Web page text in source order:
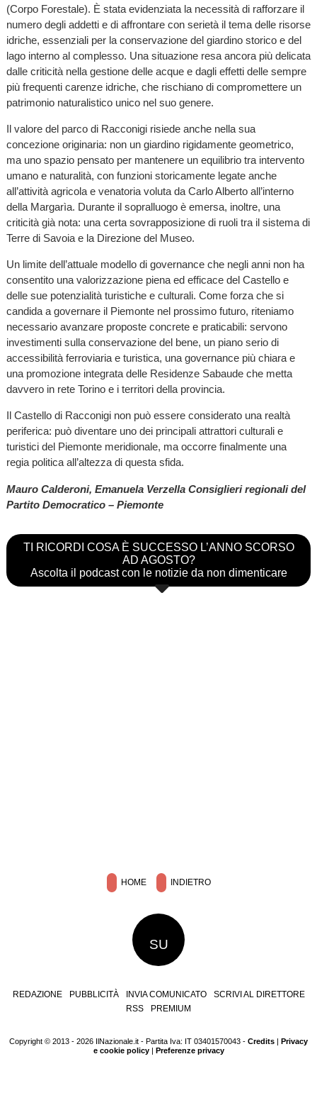
(Corpo Forestale). È stata evidenziata la necessità di rafforzare il
numero degli addetti e di affrontare con serietà il tema delle risorse
idriche, essenziali per la conservazione del giardino storico e del
lago interno al complesso. Una situazione resa ancora più delicata
dalle criticità nella gestione delle acque e dagli effetti delle sempre
più frequenti carenze idriche, che rischiano di compromettere un
patrimonio naturalistico unico nel suo genere.
Il valore del parco di Racconigi risiede anche nella sua
concezione originaria: non un giardino rigidamente geometrico,
ma uno spazio pensato per mantenere un equilibrio tra intervento
umano e naturalità, con funzioni storicamente legate anche
all’attività agricola e venatoria voluta da Carlo Alberto all’interno
della Margarìa. Durante il sopralluogo è emersa, inoltre, una
criticità già nota: una certa sovrapposizione di ruoli tra il sistema di
Terre di Savoia e la Direzione del Museo.
Un limite dell’attuale modello di governance che negli anni non ha
consentito una valorizzazione piena ed efficace del Castello e
delle sue potenzialità turistiche e culturali. Come forza che si
candida a governare il Piemonte nel prossimo futuro, riteniamo
necessario avanzare proposte concrete e praticabili: servono
investimenti sulla conservazione del bene, un piano serio di
accessibilità ferroviaria e turistica, una governance più chiara e
una promozione integrata delle Residenze Sabaude che metta
davvero in rete Torino e i territori della provincia.
Il Castello di Racconigi non può essere considerato una realtà
periferica: può diventare uno dei principali attrattori culturali e
turistici del Piemonte meridionale, ma occorre finalmente una
regia politica all’altezza di questa sfida.
Mauro Calderoni, Emanuela Verzella Consiglieri regionali del
Partito Democratico – Piemonte
TI RICORDI COSA È SUCCESSO L’ANNO SCORSO
AD AGOSTO?
Ascolta il podcast con le notizie da non dimenticare
HOME INDIETRO
SU
REDAZIONE PUBBLICITÀ INVIA COMUNICATO
SCRIVI AL DIRETTORE
RSS
PREMIUM
Copyright © 2013 - 2026 IlNazionale.it - Partita Iva: IT 03401570043 - Credits | Privacy
e cookie policy| Preferenze privacy